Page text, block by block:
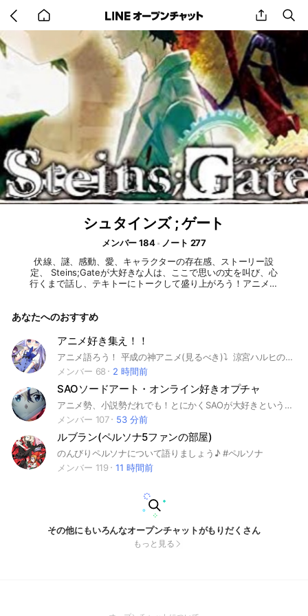
back
to
share
シュタインズ ; ゲート
メンバー 184
ノート 277
伏線、謎、感動、愛、キャラクターの存在感、ストーリー設
定、 Steins;Gateが大好きな人は、ここで思いの丈を叫び、心
行くまで話し、テキトーにトークして盛り上がろう！アニメか
#未来ガジェット研究所#タイムパラドックス#バタフライ効果
あなたへのおすすめ
アニメ好き集え！！
アニメ語ろう！ 平成の神アニメ(見るべき)⤵︎ ︎ 涼宮ハルヒの憂鬱 けいおん！ エヴァ らき☆すた コードギアス 反逆のルルーシュ 皇道 ノート確認必須 荒らし等があれば私をメンションして頂ければできる限り早急に対応しますm(*_ _)m
メンバー 68
2 時間前
SAOソードアート・オンライン好きオプチャ
アニメ勢、小説勢だれでも！とにかくSAOが大好きという方お待ちしております。大規模なオプチャになります。古参になりたい人いるでしょっ！！！ぜひ来てください。#アニメ #SAO #ソードアート・オンライン
メンバー 107
53 分前
ルブラン(ペルソナ5ファンの部屋)
のんびりペルソナについて語りましょう♪ #ペルソナ
メンバー 119
11 時間前
その他にもいろんなオープンチャットがもりだくさん
もっと見る